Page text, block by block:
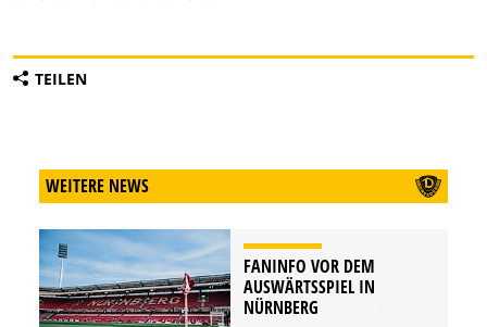
TEILEN
WEITERE NEWS
FANINFO VOR DEM
AUSWÄRTSSPIEL IN
NÜRNBERG